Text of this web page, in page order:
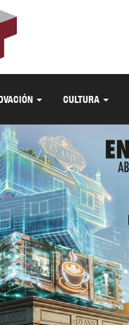
CULTURA